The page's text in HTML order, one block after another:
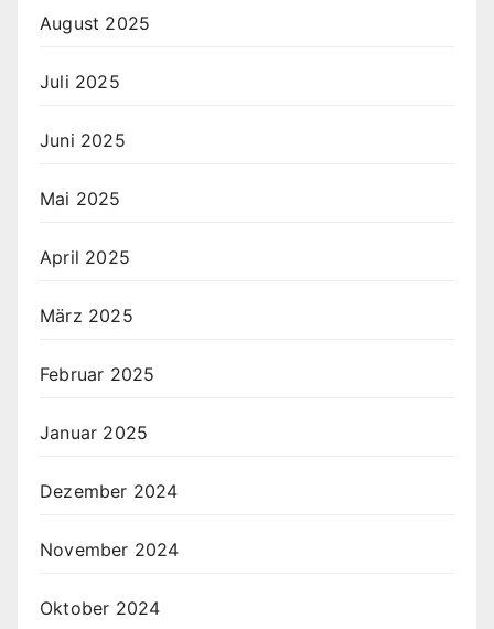
August 2025
Juli 2025
Juni 2025
Mai 2025
April 2025
März 2025
Februar 2025
Januar 2025
Dezember 2024
November 2024
Oktober 2024